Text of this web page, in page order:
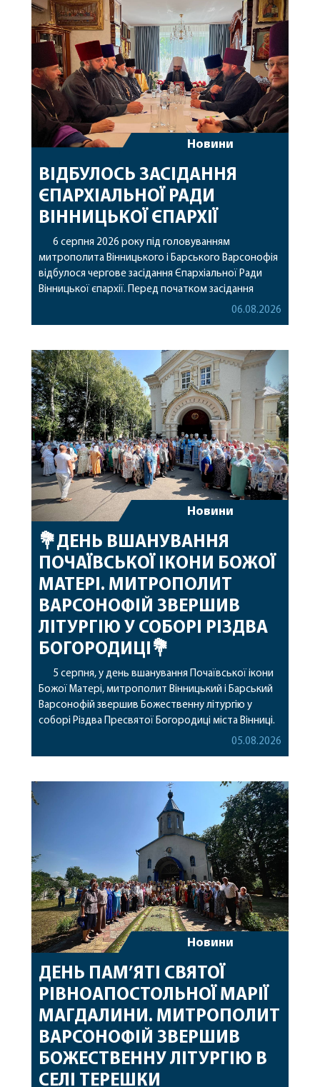
Новини
ВІДБУЛОСЬ ЗАСІДАННЯ
ЄПАРХІАЛЬНОЇ РАДИ
ВІННИЦЬКОЇ ЄПАРХІЇ
6 серпня 2026 року під головуванням
митрополита Вінницького і Барського Варсонофія
відбулося чергове засідання Єпархіальної Ради
Вінницької єпархії. Перед початком засідання
секретар Єпархіальної Ради від імені членів Ради
побажавши йому міцного здоров’я, Божої
допомоги, миру, духовної радості та
благословенних успіхів у подальшому
архіпастирському служінні. […]
06.08.2026
Новини
💐ДЕНЬ ВШАНУВАННЯ
ПОЧАЇВСЬКОЇ ІКОНИ БОЖОЇ
МАТЕРІ. МИТРОПОЛИТ
ВАРСОНОФІЙ ЗВЕРШИВ
ЛІТУРГІЮ У СОБОРІ РІЗДВА
БОГОРОДИЦІ💐
5 серпня, у день вшанування Почаївської ікони
Божої Матері, митрополит Вінницький і Барський
Варсонофій звершив Божественну літургію у
соборі Різдва Пресвятої Богородиці міста Вінниці.
Його Високопреосвященству співслужили
священному сані. Під час богослужіння підносилися
особливі молитви за мир в Україні, за воїнів, які
05.08.2026
Новини
ДЕНЬ ПАМ’ЯТІ СВЯТОЇ
РІВНОАПОСТОЛЬНОЇ МАРІЇ
МАГДАЛИНИ. МИТРОПОЛИТ
ВАРСОНОФІЙ ЗВЕРШИВ
БОЖЕСТВЕННУ ЛІТУРГІЮ В
СЕЛІ ТЕРЕШКИ